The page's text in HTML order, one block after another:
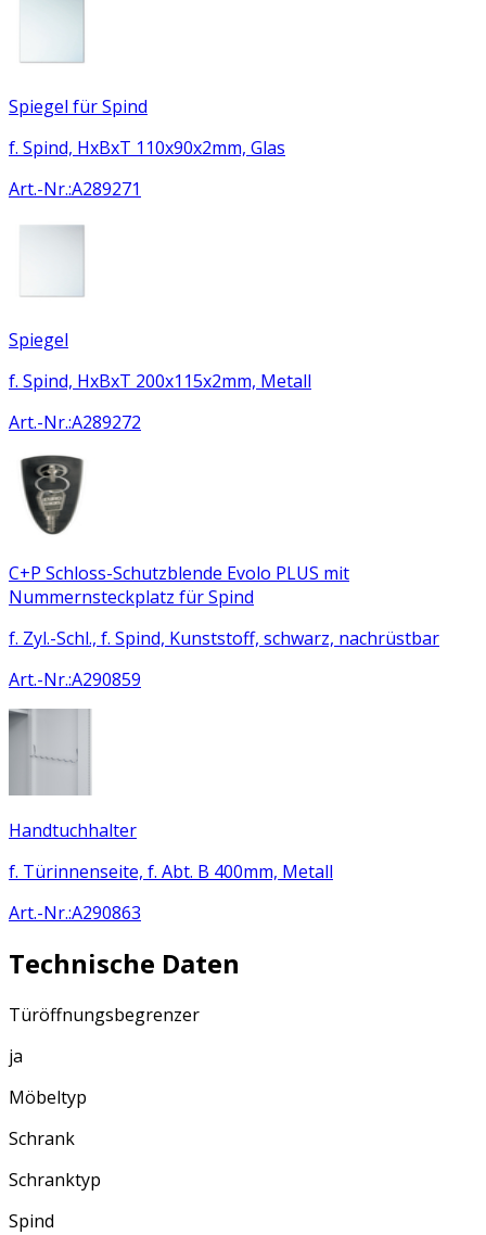
Spiegel für Spind
f. Spind, HxBxT 110x90x2mm, Glas
Art.-Nr.:A289271
Spiegel
f. Spind, HxBxT 200x115x2mm, Metall
Art.-Nr.:A289272
C+P Schloss-Schutzblende Evolo PLUS mit
Nummernsteckplatz für Spind
f. Zyl.-Schl., f. Spind, Kunststoff, schwarz, nachrüstbar
Art.-Nr.:A290859
Handtuchhalter
f. Türinnenseite, f. Abt. B 400mm, Metall
Art.-Nr.:A290863
Technische Daten
Türöffnungsbegrenzer
ja
Möbeltyp
Schrank
Schranktyp
Spind